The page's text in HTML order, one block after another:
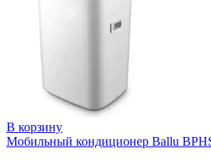
В корзину
Мобильный кондиционер Ballu